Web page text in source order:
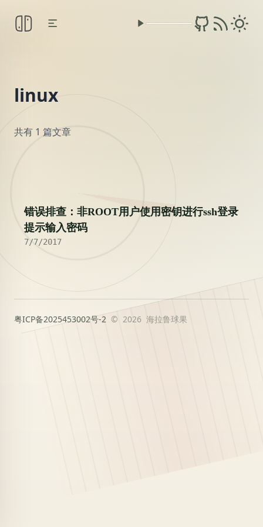
linux
共有 1 篇文章
2017
错误排查：非ROOT用户使用密钥进行ssh登录
提示输入密码
7/7/2017
粤ICP备2025453002号-2 © 2026 海拉鲁球果